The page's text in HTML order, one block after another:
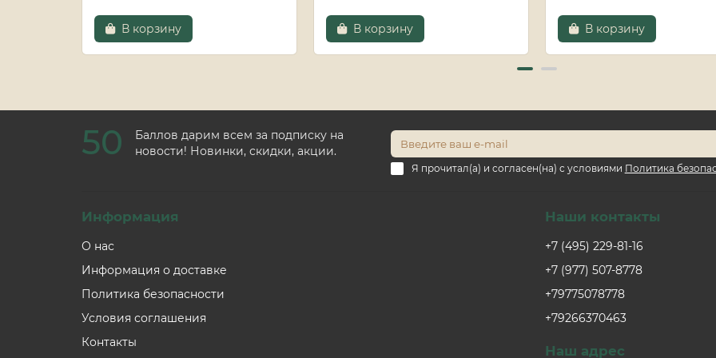
В корзину В корзину В корзину
50
Баллов дарим всем за подписку на
новости! Новинки, скидки, акции.
Я прочитал(а) и согласен(на) с условиями Политика
Информация
О нас
Информация о доставке
Политика безопасности
Условия соглашения
Контакты
Наши контакты
+7 (495) 229-81-16
+7 (977) 507-8778
+79775078778
+79266370463
Наш адрес